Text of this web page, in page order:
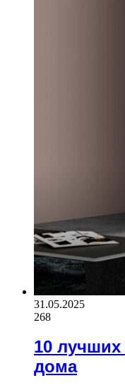
31.05.2025
268
10 лучших
дома